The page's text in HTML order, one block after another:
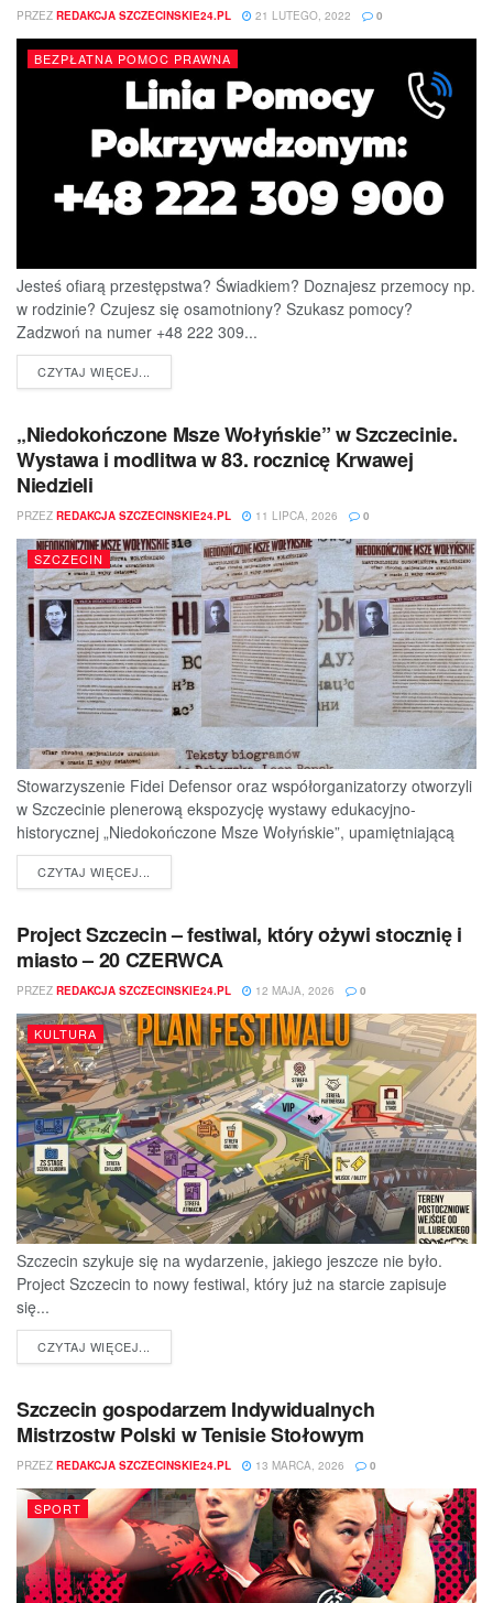
PRZEZ REDAKCJA SZCZECINSKIE24.PL 21 LUTEGO, 2022 0
BEZPŁATNA POMOC PRAWNA
Jesteś ofiarą przestępstwa? Świadkiem? Doznajesz przemocy np.
w rodzinie? Czujesz się osamotniony? Szukasz pomocy?
Zadzwoń na numer +48 222 309...
CZYTAJ WIĘCEJ...
„Niedokończone Msze Wołyńskie” w Szczecinie.
Wystawa i modlitwa w 83. rocznicę Krwawej
Niedzieli
PRZEZ REDAKCJA SZCZECINSKIE24.PL 11 LIPCA, 2026 0
SZCZECIN
Stowarzyszenie Fidei Defensor oraz współorganizatorzy otworzyli
w Szczecinie plenerową ekspozycję wystawy edukacyjno-
historycznej „Niedokończone Msze Wołyńskie”, upamiętniającą
ofiary jednej z najtragiczniejszych...
CZYTAJ WIĘCEJ...
Project Szczecin – festiwal, który ożywi stocznię i
miasto – 20 CZERWCA
PRZEZ REDAKCJA SZCZECINSKIE24.PL 12 MAJA, 2026 0
KULTURA
Szczecin szykuje się na wydarzenie, jakiego jeszcze nie było.
Project Szczecin to nowy festiwal, który już na starcie zapisuje
się...
CZYTAJ WIĘCEJ...
Szczecin gospodarzem Indywidualnych
Mistrzostw Polski w Tenisie Stołowym
PRZEZ REDAKCJA SZCZECINSKIE24.PL 13 MARCA, 2026 0
SPORT